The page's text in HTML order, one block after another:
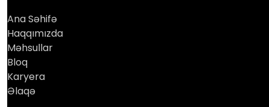
Ana Səhifə
Haqqımızda
Məhsullar
Bloq
Karyera
Əlaqə